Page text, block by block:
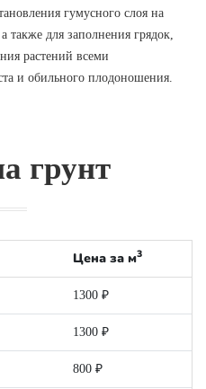
гумусного слоя на
также для заполнения грядок,
растений всеми
и обильного плодоношения.
грунт
Цена за м3
1300 ₽
1300 ₽
800 ₽